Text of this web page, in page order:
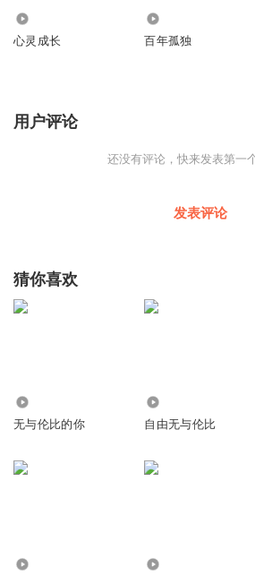
心灵成长 百年孤独
用户评论
还没有评论，快来发表第一
发表评论
猜你喜欢
无与伦比的你 自由无与伦比